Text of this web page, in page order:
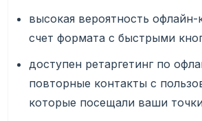
высокая вероятность офлайн-
счет формата с быстрыми
доступен ретаргетинг по
повторные контакты с
которые посещали ваши